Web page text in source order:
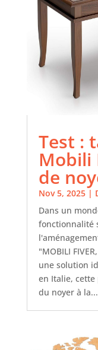
Test :
Mobili
de
Nov 5, 2025|
Dans un
fonctionnalité
"MOBILI
une solution
en Italie,
du noyer à la...